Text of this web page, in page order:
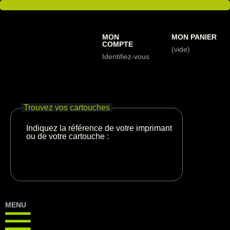
MON
COMPTE
Identifiez-vous
MON PANIER
(vide)
Trouvez vos cartouches
Indiquez la référence de votre imprimante
ou de votre cartouche :
MENU